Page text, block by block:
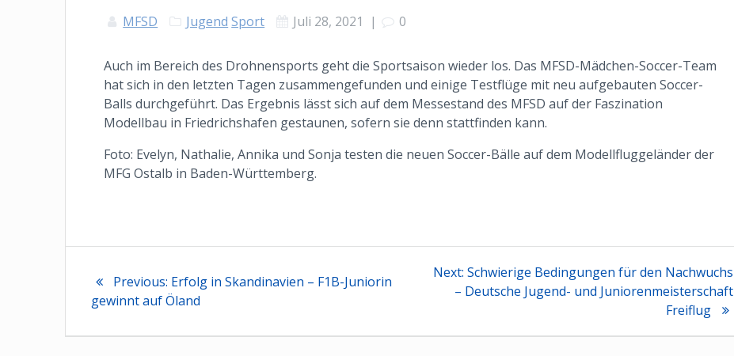
MFSD Jugend Sport Juli 28, 2021 | 0
Auch im Bereich des Drohnensports geht die Sportsaison wieder los. Das MFSD-Mädchen-Soccer-Team
hat sich in den letzten Tagen zusammengefunden und einige Testflüge mit neu aufgebauten Soccer-
Balls durchgeführt. Das Ergebnis lässt sich auf dem Messestand des MFSD auf der Faszination
Modellbau in Friedrichshafen gestaunen, sofern sie denn stattfinden kann.
Foto: Evelyn, Nathalie, Annika und Sonja testen die neuen Soccer-Bälle auf dem Modellfluggeländer der
MFG Ostalb in Baden-Württemberg.
Beitragsnavigation
Previous: Previous
post:
Erfolg in Skandinavien – F1B-Juniorin
gewinnt auf Öland
Next: Next
post:
Schwierige Bedingungen für den Nachwuchs
– Deutsche Jugend- und Juniorenmeisterschaft
Freiflug